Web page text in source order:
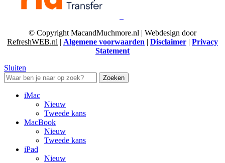
© Copyright MacandMuchmore.nl | Webdesign door
RefreshWEB.nl | Algemene voorwaarden | Disclaimer | Privacy
Statement
Sluiten
Zoeken
iMac
Nieuw
Tweede kans
MacBook
Nieuw
Tweede kans
iPad
Nieuw